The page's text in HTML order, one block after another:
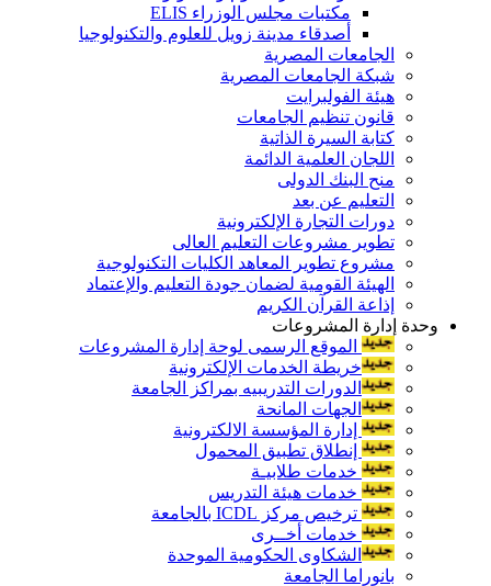
مكتبات مجلس الوزراء ELIS
أصدقاء مدينة زويل للعلوم والتكنولوجيا
الجامعات المصرية
شبكة الجامعات المصرية
هيئة الفولبرايت
قانون تنظيم الجامعات
كتابة السيرة الذاتية
اللجان العلمية الدائمة
منح البنك الدولى
التعليم عن بعد
دورات التجارة الإلكترونية
تطوير مشروعات التعليم العالى
مشروع تطوير المعاهد الكليات التكنولوجية
الهيئة القومية لضمان جودة التعليم والإعتماد
إذاعة القرآن الكريم
وحدة إدارة المشروعات
الموقع الرسمى لوحة إدارة المشروعات
خريطة الخدمات الإلكترونية
الدورات التدريبيه بمراكز الجامعة
الجهات المانحة
إدارة المؤسسة الالكترونية
إنطلاق تطبيق المحمول
خدمات طلابيـة
خدمات هيئة التدريس
ترخيص مركز ICDL بالجامعة
خدمات أخــرى
الشكاوى الحكومية الموحدة
بانوراما الجامعة